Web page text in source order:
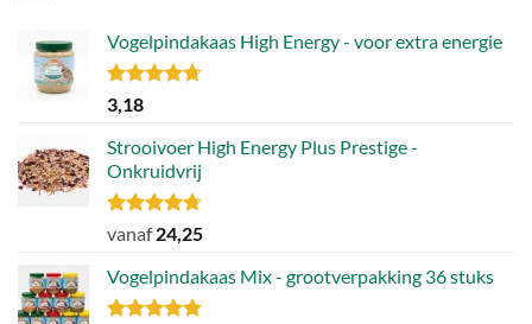
Vogelpindakaas High Energy - voor extra energie
Gewaardeerd
4.70
3,18
Strooivoer High Energy Plus Prestige -
Onkruidvrij
Gewaardeerd
uit 5
vanaf24,25
Vogelpindakaas Mix - grootverpakking 36 stuks